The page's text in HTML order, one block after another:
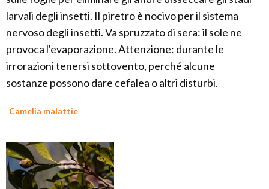
larvali degli insetti. Il piretro è nocivo per il sistema
nervoso degli insetti. Va spruzzato di sera: il sole ne
provoca l'evaporazione. Attenzione: durante le
irrorazioni tenersi sottovento, perché alcune
sostanze possono dare cefalea o altri disturbi.
Camelia malattie